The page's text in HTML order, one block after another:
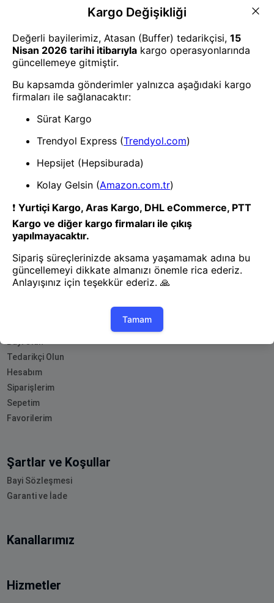
- Yenilik ve hızı keşfedin, işinizi
App Store Google Play
Hakkımızda
Akademi
Bilgi Merkezi
Yete Import
Yol Haritamız
Bayi Olun
Tedarikçi Olun
Hesabım
Siparişlerim
Sepetim
Favorilerim
Şartlar ve Koşullar
Bayi Sözleşmesi
Garanti ve İade
Kanallarımız
Hizmetler